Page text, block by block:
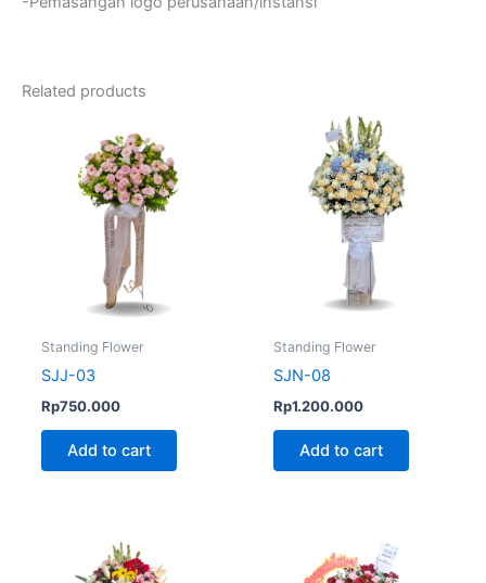
Related products
Standing Flower
SJJ-03
Rp750.000
Add to cart
Standing Flower
SJN-08
Rp1.200.000
Add to cart